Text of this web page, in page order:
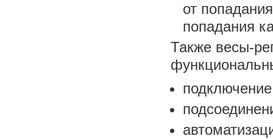
от
попадания
Также весы-